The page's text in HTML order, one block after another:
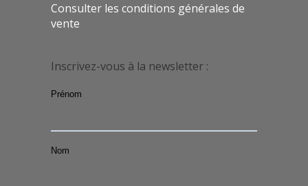
Consulter les conditions générales de
vente
Inscrivez-vous à la newsletter :